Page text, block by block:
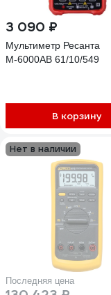
3 090 ₽
Мультиметр Ресанта
М-6000АВ 61/10/549
В корзину
Нет в наличии
Последняя цена